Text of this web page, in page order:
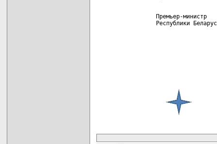
          Премьер-министр
Республики